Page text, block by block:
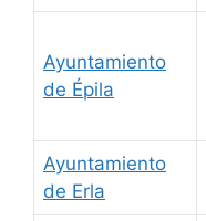
Ayuntamiento
de Épila
Ayuntamiento
de Erla